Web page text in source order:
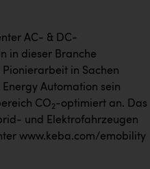
AC- & DC-
in dieser Branche
in Sachen
Automation sein
CO2-optimiert an. Das
und Elektrofahrzeugen
www.keba.com/emobility